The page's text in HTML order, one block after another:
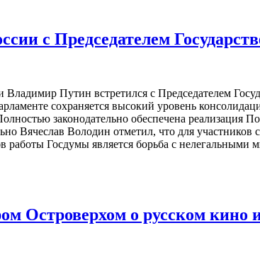
с Председателем
Владимир Путин встретился с Председателем
сохраняется высокий уровень
законодательно обеспечена реализация
Вячеслав Володин отметил, что для
Госдумы является борьба с нелегальными
Островерхом о русском